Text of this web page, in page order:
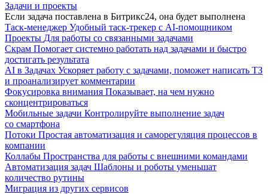
Задачи и проекты
Если задача поставлена в Битрикс24, она будет выполнена
Таск-менеджер Удобный таск-трекер с AI-помощником
Проекты Для работы со связанными задачами
Скрам Помогает системно работать над задачами и быстро
достигать результата
AI в Задачах Ускоряет работу с задачами, поможет написать ТЗ
и проанализирует комментарии
Фокусировка внимания Показывает, на чем нужно
сконцентрироваться
Мобильные задачи Контролируйте выполнение задач
со смартфона
Потоки Простая автоматизация и саморегуляция процессов в
компании
Коллабы Пространства для работы с внешними командами
Автоматизация задач Шаблоны и роботы уменьшат
количество рутины
Миграция из других сервисов